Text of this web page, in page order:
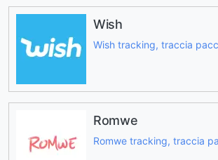
Wish
Wish tracking, traccia
Romwe
Romwe tracking, traccia